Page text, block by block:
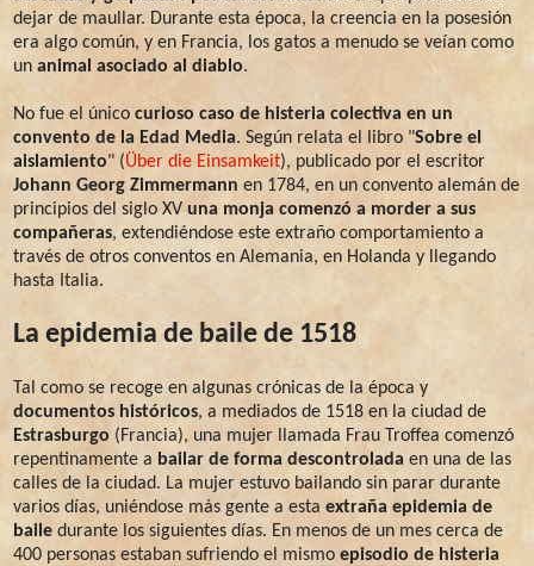
dejar de maullar. Durante esta época, la creencia en la posesión
era algo común, y en Francia, los gatos a menudo se veían como
un animal asociado al diablo.
No fue el único curioso caso de histeria colectiva en un
convento de la Edad Media. Según relata el libro "Sobre el
aislamiento" (Über die Einsamkeit), publicado por el escritor
Johann Georg Zimmermann en 1784, en un convento alemán de
principios del siglo XVuna monja comenzó a morder a sus
compañeras, extendiéndose este extraño comportamiento a
través de otros conventos en Alemania, en Holanda y llegando
hasta Italia.
La epidemia de baile de 1518
Tal como se recoge en algunas crónicas de la época y
documentos históricos, a mediados de 1518 en la ciudad de
Estrasburgo (Francia), una mujer llamada Frau Troffea comenzó
repentinamente a bailar de forma descontrolada en una de las
calles de la ciudad. La mujer estuvo bailando sin parar durante
varios días, uniéndose más gente a esta extraña epidemia de
baile durante los siguientes días. En menos de un mes cerca de
400 personas estaban sufriendo el mismo episodio de histeria